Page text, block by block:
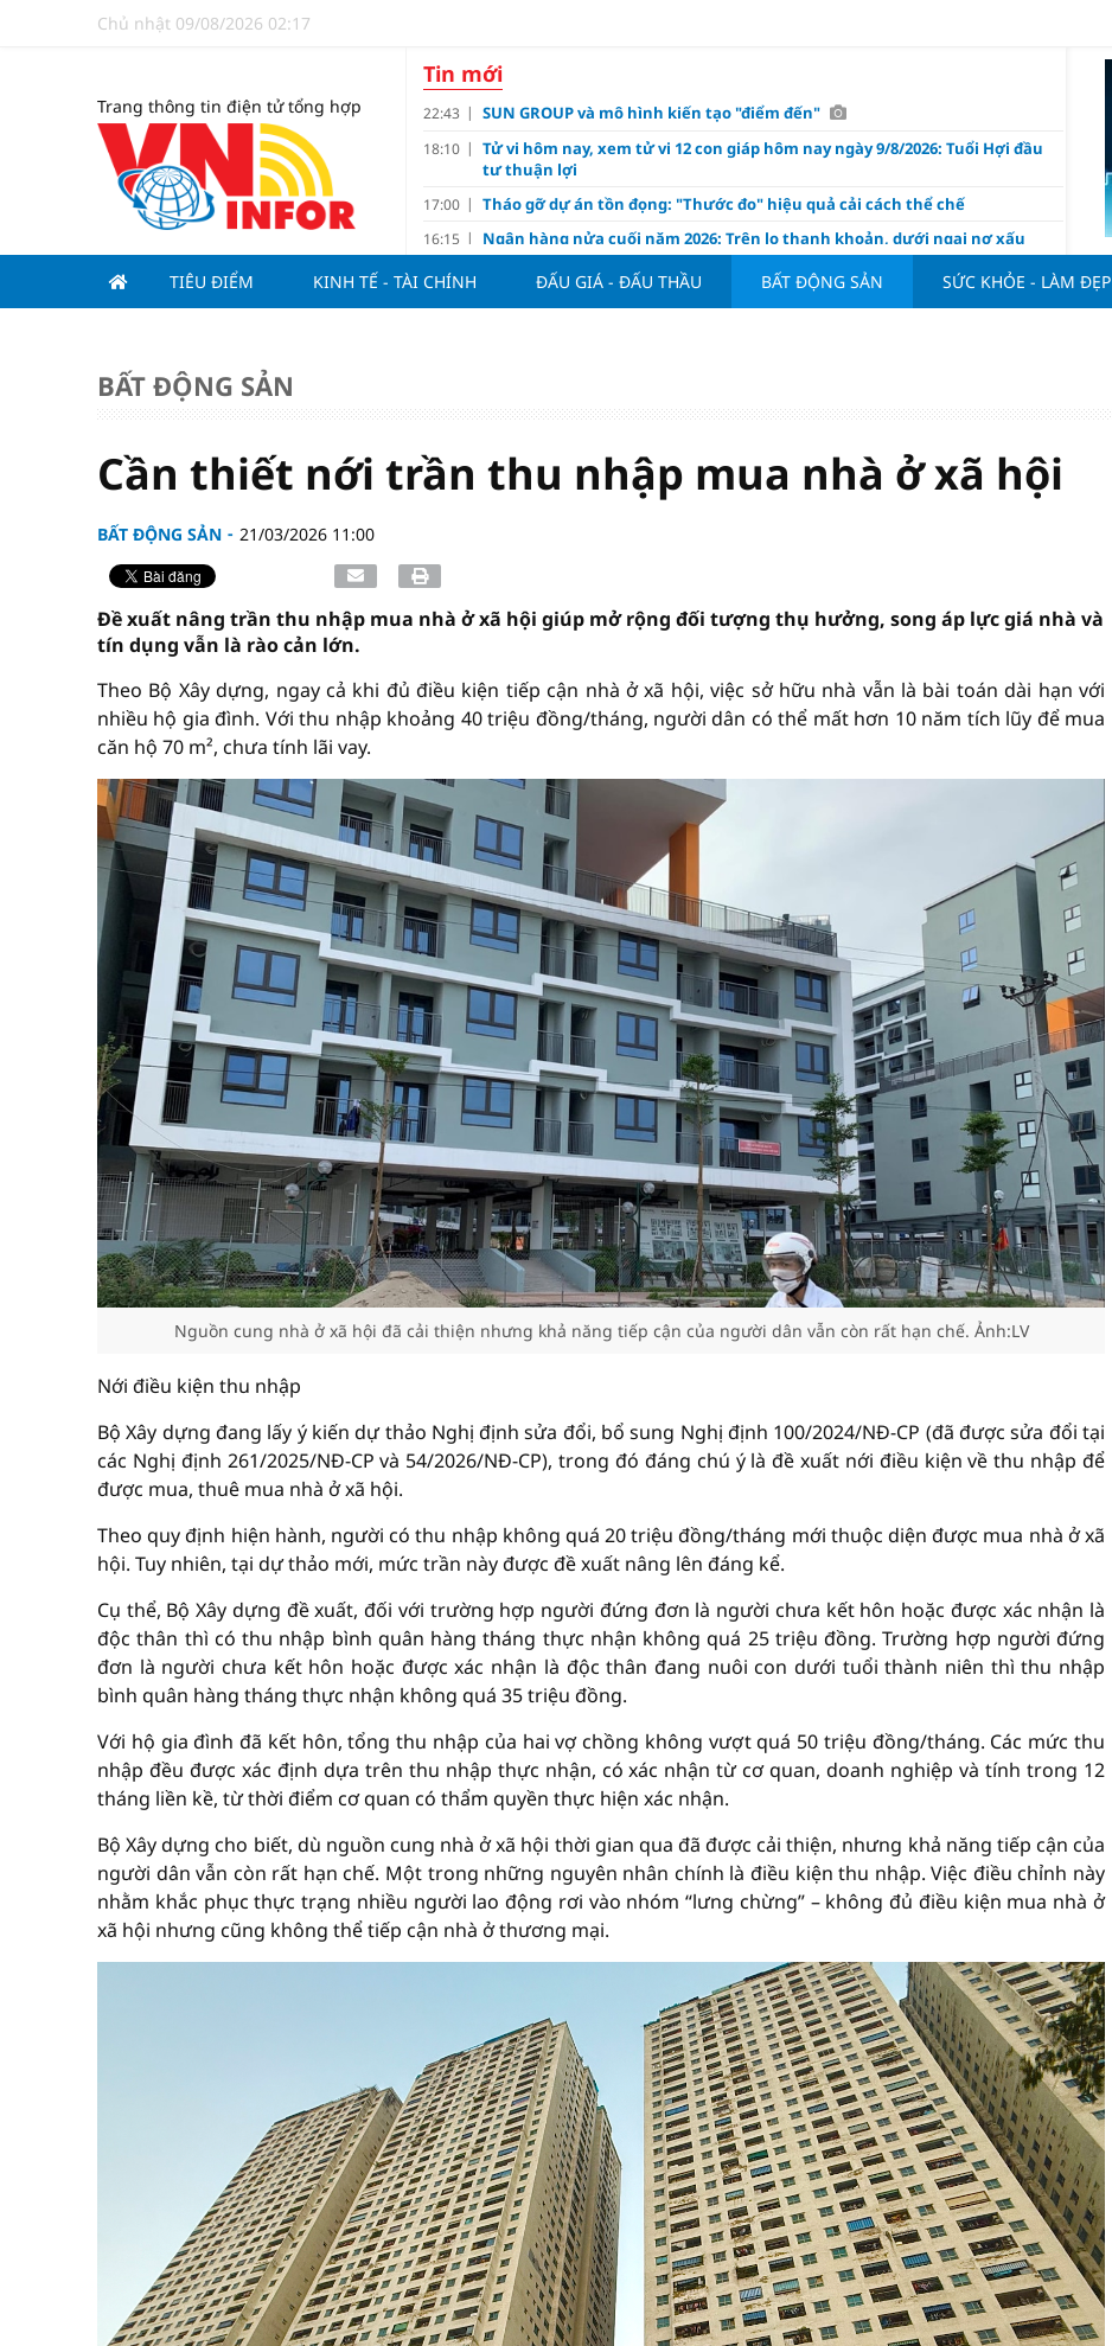
Chủ nhật 09/08/2026 02:17
Trang thông tin điện tử tổng hợp
Tin mới
22:43 SUN GROUP và mô hình kiến tạo "điểm đến"
18:10
Tử vi hôm nay, xem tử vi 12 con giáp hôm nay ngày 9/8/2026: Tuổi Hợi đầu
tư thuận lợi
17:00 Tháo gỡ dự án tồn đọng: "Thước đo" hiệu quả cải cách thể chế
16:15 Ngân hàng nửa cuối năm 2026: Trên lo thanh khoản, dưới ngại nợ xấu
14:10
Tín dụng/GDP của Việt Nam "phình" lên 155%, cao gấp 3 lần nhóm cùng
10:23 Giá vàng hôm nay 8/8: Vàng thế giới "nhảy vọt"
09:00 Các cổ phiếu IPO có được phân bổ dòng vốn mới từ nâng hạng thị trường?
08:15 Lợi ích của nước chanh gừng
TIÊU ĐIỂM KINH TẾ - TÀI CHÍNH ĐẤU GIÁ - ĐẤU THẦU BẤT ĐỘNG SẢN SỨC KHỎE - LÀM ĐẸP
BẤT ĐỘNG SẢN
Cần thiết nới trần thu nhập mua nhà ở xã hội
BẤT ĐỘNG SẢN 21/03/2026 11:00
Đề xuất nâng trần thu nhập mua nhà ở xã hội giúp mở rộng đối tượng thụ hưởng, song áp lực giá nhà và
tín dụng vẫn là rào cản lớn.
Theo Bộ Xây dựng, ngay cả khi đủ điều kiện tiếp cận nhà ở xã hội, việc sở hữu nhà vẫn là bài toán dài hạn với
nhiều hộ gia đình. Với thu nhập khoảng 40 triệu đồng/tháng, người dân có thể mất hơn 10 năm tích lũy để mua
căn hộ 70 m², chưa tính lãi vay.
Nguồn cung nhà ở xã hội đã cải thiện nhưng khả năng tiếp cận của người dân vẫn còn rất hạn chế. Ảnh:LV
Nới điều kiện thu nhập
Bộ Xây dựng đang lấy ý kiến dự thảo Nghị định sửa đổi, bổ sung Nghị định 100/2024/NĐ-CP (đã được sửa đổi tại
các Nghị định 261/2025/NĐ-CP và 54/2026/NĐ-CP), trong đó đáng chú ý là đề xuất nới điều kiện về thu nhập để
được mua, thuê mua nhà ở xã hội.
Theo quy định hiện hành, người có thu nhập không quá 20 triệu đồng/tháng mới thuộc diện được mua nhà ở xã
hội. Tuy nhiên, tại dự thảo mới, mức trần này được đề xuất nâng lên đáng kể.
Cụ thể, Bộ Xây dựng đề xuất, đối với trường hợp người đứng đơn là người chưa kết hôn hoặc được xác nhận là
độc thân thì có thu nhập bình quân hàng tháng thực nhận không quá 25 triệu đồng. Trường hợp người đứng
đơn là người chưa kết hôn hoặc được xác nhận là độc thân đang nuôi con dưới tuổi thành niên thì thu nhập
bình quân hàng tháng thực nhận không quá 35 triệu đồng.
Với hộ gia đình đã kết hôn, tổng thu nhập của hai vợ chồng không vượt quá 50 triệu đồng/tháng. Các mức thu
nhập đều được xác định dựa trên thu nhập thực nhận, có xác nhận từ cơ quan, doanh nghiệp và tính trong 12
tháng liền kề, từ thời điểm cơ quan có thẩm quyền thực hiện xác nhận.
Bộ Xây dựng cho biết, dù nguồn cung nhà ở xã hội thời gian qua đã được cải thiện, nhưng khả năng tiếp cận của
người dân vẫn còn rất hạn chế. Một trong những nguyên nhân chính là điều kiện thu nhập. Việc điều chỉnh này
nhằm khắc phục thực trạng nhiều người lao động rơi vào nhóm “lưng chừng” – không đủ điều kiện mua nhà ở
xã hội nhưng cũng không thể tiếp cận nhà ở thương mại.